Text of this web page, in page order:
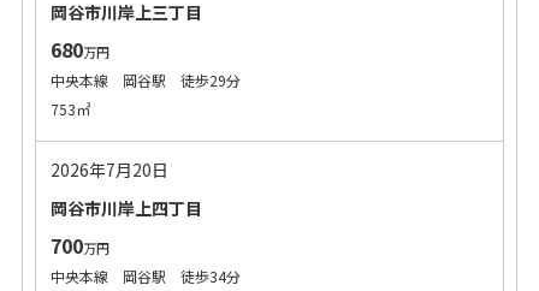
岡谷市川岸上三丁目
680万円
中央本線 岡谷駅 徒歩29分
753㎡
2026年7月20日
岡谷市川岸上四丁目
700万円
中央本線 岡谷駅 徒歩34分